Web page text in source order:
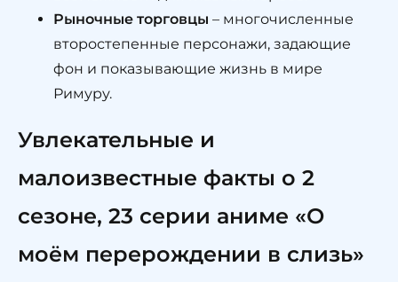
Рыночные торговцы – многочисленные
второстепенные персонажи, задающие
фон и показывающие жизнь в мире
Римуру.
Увлекательные и
малоизвестные факты о 2
сезоне, 23 серии аниме «О
моём перерождении в слизь»